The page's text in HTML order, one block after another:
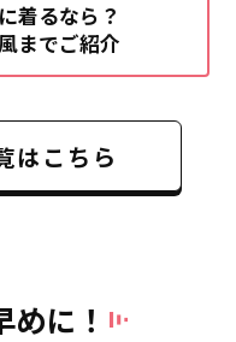
着るなら？
までご紹介
はこちら
に！